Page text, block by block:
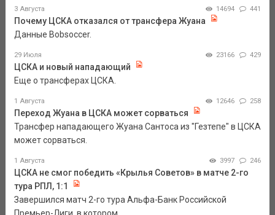
3 Августа 14694 441
Почему ЦСКА отказался от трансфера Жуана
Данные Bobsoccer.
29 Июля 23166 429
ЦСКА и новый нападающий
Еще о трансферах ЦСКА.
1 Августа 12646 258
Переход Жуана в ЦСКА может сорваться
Трансфер нападающего Жуана Сантоса из "Гезтепе" в ЦСКА
может сорваться.
1 Августа 3997 246
ЦСКА не смог победить «Крылья Советов» в матче 2-го
тура РПЛ, 1:1
Завершился матч 2-го тура Альфа-Банк Российской